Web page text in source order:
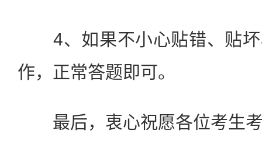
4、如果不小心贴错、贴坏
作，正常答题即可。
最后，衷心祝愿各位考生考